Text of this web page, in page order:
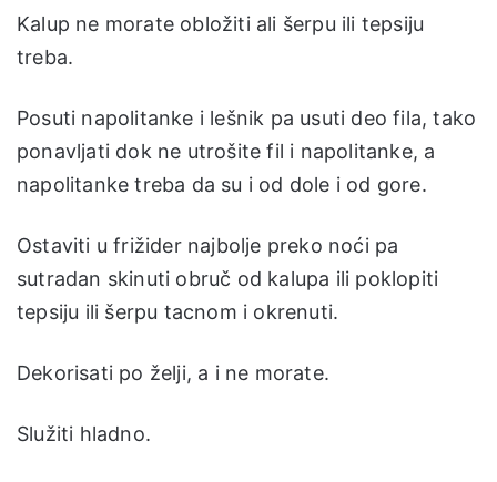
Kalup ne morate obložiti ali šerpu ili tepsiju
treba.
Posuti napolitanke i lešnik pa usuti deo fila, tako
ponavljati dok ne utrošite fil i napolitanke, a
napolitanke treba da su i od dole i od gore.
Ostaviti u frižider najbolje preko noći pa
sutradan skinuti obruč od kalupa ili poklopiti
tepsiju ili šerpu tacnom i okrenuti.
Dekorisati po želji, a i ne morate.
Služiti hladno.